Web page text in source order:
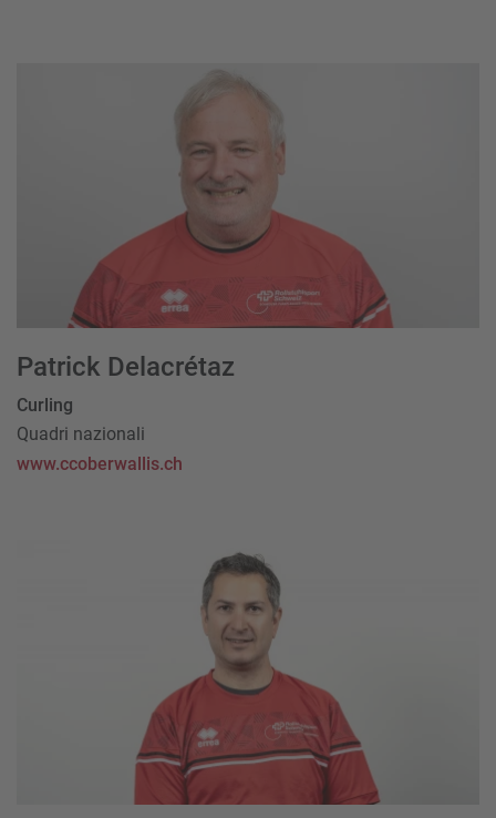
Patrick Delacrétaz
Curling
Quadri nazionali
www.ccoberwallis.ch